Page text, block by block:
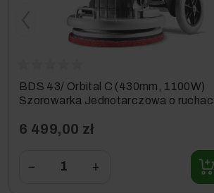
BDS 43/ Orbital C (430mm, 1100W)
Szorowarka Jednotarczowa o ruchach
6 499,00 zł
− +